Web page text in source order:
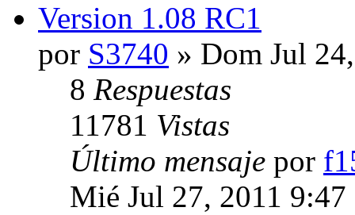
Version 1.08 RC1
por S3740 » Dom Jul
8 Respuestas
11781 Vistas
Último mensaje por
Mié Jul 27, 2011 9:47